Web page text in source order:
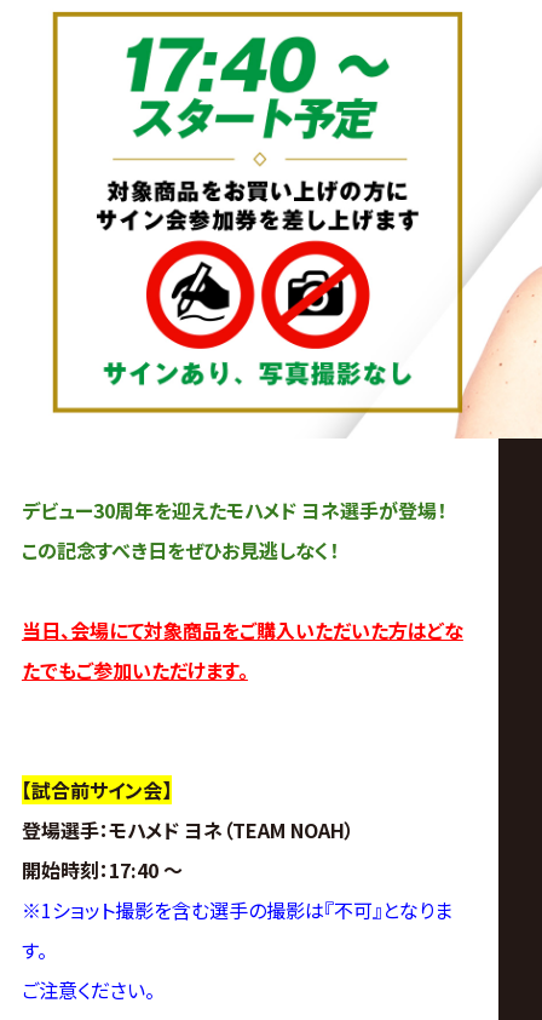
デビュー30周年を迎えたモハメド ヨネ選手が登場！
この記念すべき日をぜひお見逃しなく！
当日、会場にて対象商品をご購入いただいた方はどな
たでもご参加いただけます。
【試合前サイン会】
登場選手：モハメド ヨネ（TEAM NOAH）
開始時刻：17:40 〜
※1ショット撮影を含む選手の撮影は『不可』となりま
す。
ご注意ください。